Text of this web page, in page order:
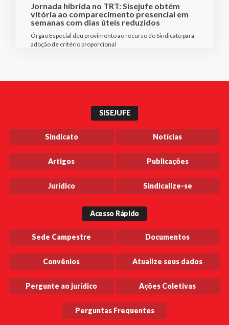
Jornada híbrida no TRT: Sisejufe obtém
vitória ao comparecimento presencial em
semanas com dias úteis reduzidos
Órgão Especial deu provimento ao recurso do Sindicato para
adoção de critério proporcional
SISEJUFE
Sindicato Notícias
Artigos Publicações
Jurídico Sindicalize-se
Acesso Rápido
Sede Campestre Documentos
Convênios Atualize seus dados
Pergunte ao jurídico Ações Coletivas
Perguntas Frequentes